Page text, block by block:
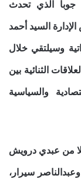
جوبا الذي تحدث
السيد أحمد
وسيلتقي خلال
الثنائية بين
والسياسية
من عبدي درويش
وعبدالناصر سيرار،